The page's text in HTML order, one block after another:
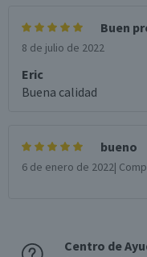
Buen
8 de julio de 2022
Eric
Buena calidad
bueno
6 de enero de 2022|
Centro de